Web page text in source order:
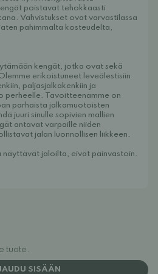
poistavat tehokkaasti
Vahvistukset ovat varvastilassa
pahimmalta kosteudelta,
kengät, jotka ovat sekä
erikoistuneet leveälestisiin
paljasjalkakenkiin ja
perheelle. Tavoitteenamme on
parhaista jalkamuotoisten
juuri sinulle sopivien mallien
antavat varpaille niiden
jalan luonnollisen liikkeen.
jaloilta, eivät päinvastoin.
tuote.
SISÄÄN